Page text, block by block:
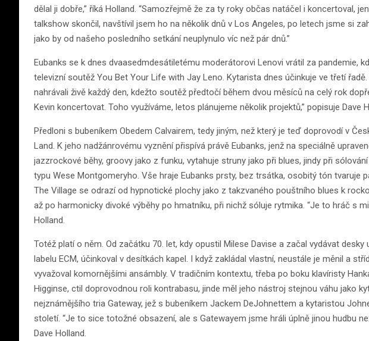
dělal ji dobře,” říká Holland. “Samozřejmě že za ty roky občas natáčel i koncertoval,
talkshow skončil, navštívil jsem ho na několik dnů v Los Angeles, po letech jsme si
jako by od našeho posledního setkání neuplynulo víc než pár dnů.”
Eubanks se k dnes dvaasedmdesátiletému moderátorovi Lenovi vrátil za pandemie,
televizní soutěž You Bet Your Life with Jay Leno. Kytarista dnes účinkuje ve třetí
nahrávali živě každý den, kdežto soutěž předtočí během dvou měsíců na celý rok
Kevin koncertovat. Toho využíváme, letos plánujeme několik projektů,” popisuje Dave
Předloni s bubeníkem Obedem Calvairem, tedy jiným, než který je teď doprovodí v
Land. K jeho nadžánrovému vyznění přispívá právě Eubanks, jenž na speciálně
jazzrockové běhy, groovy jako z funku, vytahuje struny jako při blues, jindy při
typu Wese Montgomeryho. Vše hraje Eubanks prsty, bez trsátka, osobitý tón tvaruje
The Village se odrazí od hypnotické plochy jako z takzvaného pouštního blues k
až po harmonicky divoké výběhy po hmatníku, při nichž sóluje rytmika. “Je to hráč s
Holland.
Totéž platí o něm. Od začátku 70. let, kdy opustil Milese Davise a začal vydávat
labelu ECM, účinkoval v desítkách kapel. I když zakládal vlastní, neustále je měnil a
vyvažoval komornějšími ansámbly. V tradičním kontextu, třeba po boku klavíristy
Higginse, ctil doprovodnou roli kontrabasu, jinde měl jeho nástroj stejnou váhu jako
nejznámějšího tria Gateway, jež s bubeníkem Jackem DeJohnettem a kytaristou
století. “Je to sice totožné obsazení, ale s Gatewayem jsme hráli úplně jinou hudbu
Dave Holland.